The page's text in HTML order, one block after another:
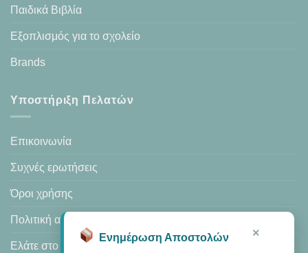
Παιδικά Βιβλία
Εξοπλισμός για το σχολείο
Brands
Υποστήριξη Πελατών
Επικοινωνία
Συχνές ερωτήσεις
Όροι χρήσης
Πολιτική απορρήτου
Ελάτε στο κατάστημά μας
×
Ενημέρωση Αποστολών